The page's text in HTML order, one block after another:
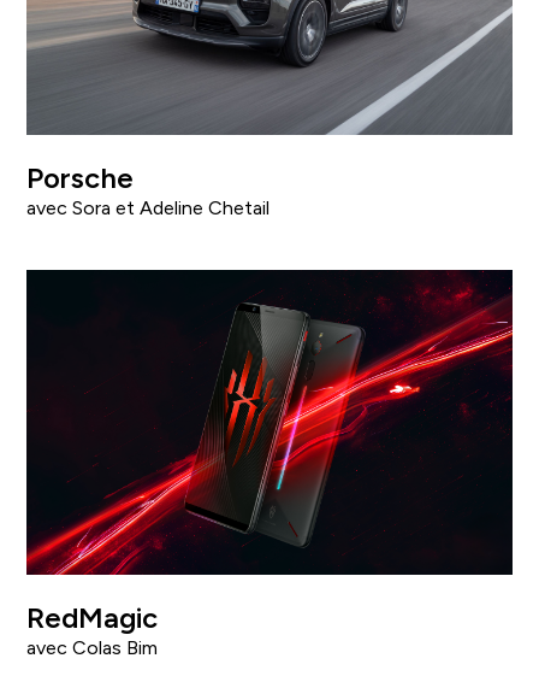
Porsche
avec Sora et Adeline Chetail
RedMagic
avec Colas Bim